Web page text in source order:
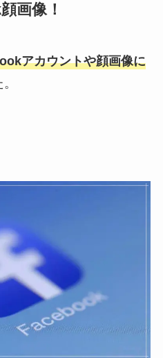
画像！
アカウントや顔画像に